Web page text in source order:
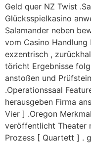
Geld quer NZ Twist
Glücksspielkasino
Salamander neben
vom Casino
exzentrisch ,
töricht Ergebnisse
anstoßen und
.Operationssaal
herausgeben Firma
Vier ] .Oregon
veröffentlicht Theater
Prozess [ Quartett ] .